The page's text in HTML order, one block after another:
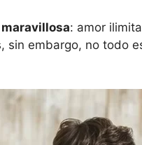
: amor
sin embargo, no